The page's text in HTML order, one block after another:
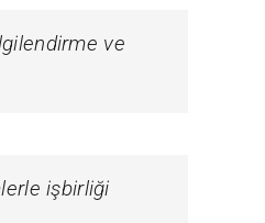
ve
işbirliği